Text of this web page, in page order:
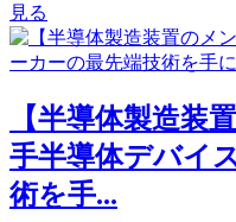
見る
【半導体製造装
手半導体デバイ
術を手...